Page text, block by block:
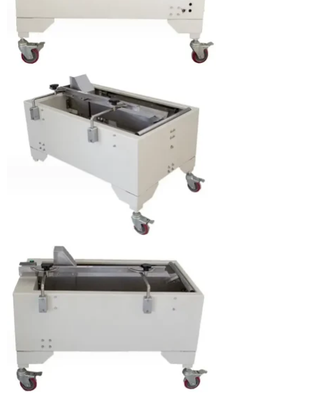
Presión del gas 6kgf/cm2
Altura de la mesa de trabajo 600-900mm ajustable
Dimensión de la máquina L1000*An690*Al1070mm
Peso de la máquina